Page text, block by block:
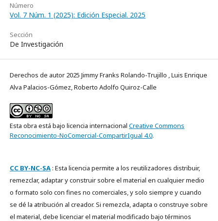
Número
Vol. 7 Núm. 1 (2025): Edición Especial. 2025
Sección
De Investigación
Derechos de autor 2025 Jimmy Franks Rolando-Trujillo , Luis Enrique
Alva Palacios-Gómez, Roberto Adolfo Quiroz-Calle
Esta obra está bajo licencia internacional Creative Commons
Reconocimiento-NoComercial-CompartirIgual 4.0.
CC BY-NC-SA: Esta licencia permite a los reutilizadores distribuir,
remezclar, adaptar y construir sobre el material en cualquier medio
o formato solo con fines no comerciales, y solo siempre y cuando
se dé la atribución al creador. Si remezcla, adapta o construye sobre
el material, debe licenciar el material modificado bajo términos